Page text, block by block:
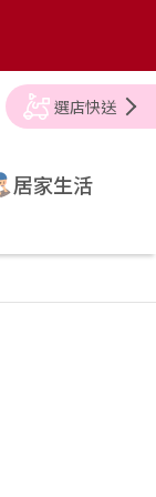
選店快送
居家生活